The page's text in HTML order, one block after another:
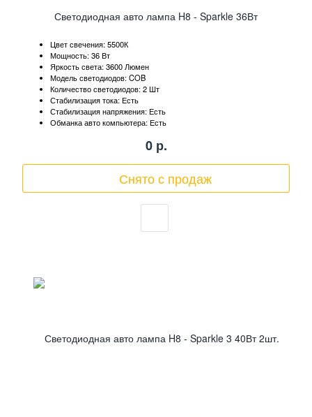
Светодиодная авто лампа H8 - Sparkle 36Вт
Цвет свечения: 5500К
Мощность: 36 Вт
Яркость света: 3600 Люмен
Модель светодиодов: COB
Количество светодиодов: 2 Шт
Стабилизация тока: Есть
Стабилизация напряжения: Есть
Обманка авто компьютера: Есть
0р.
Снято с продаж